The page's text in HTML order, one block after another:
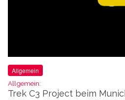
Allgemein
Allgemein:
Trek C3 Project beim